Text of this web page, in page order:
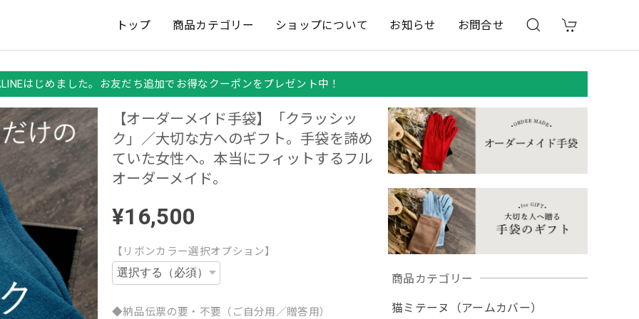
トップ 商品カテゴリー ショップについて お知らせ お問合せ
はじめました。お友だち追加でお得なクーポンをプレゼント中！
商品カテゴリー
猫ミテーヌ（アームカバー）
【オーダーメイド手袋】「クラッシッ
ク」／大切な方へのギフト。手袋を諦め
ていた女性へ。本当にフィットするフル
オーダーメイド。
¥16,500
【リボンカラー選択オプション】
◆納品伝票の要・不要（ご自分用／贈答用）